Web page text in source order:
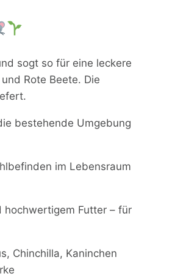
sogt so für eine leckere
Rote Beete. Die
bestehende Umgebung
im Lebensraum
Futter – für
Chinchilla, Kaninchen